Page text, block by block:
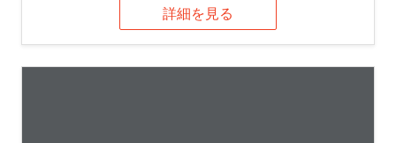
詳細を見る